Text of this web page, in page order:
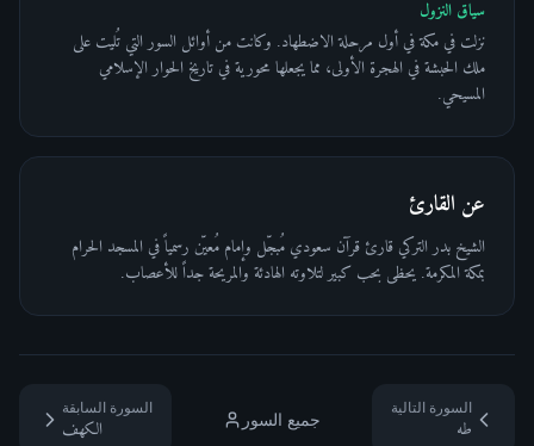
سياق النزول
نزلت في مكة في أول مرحلة الاضطهاد. وكانت من أوائل السور التي تُليت على
ملك الحبشة في الهجرة الأولى، مما يجعلها محورية في تاريخ الحوار الإسلامي
المسيحي.
عن القارئ
الشيخ بدر التركي قارئ قرآن سعودي مُبجّل وإمام مُعيّن رسمياً في المسجد الحرام
بمكة المكرمة. يحظى بحب كبير لتلاوته الهادئة والمريحة جداً للأعصاب.
السورة السابقة
الكهف
جميع السور
السورة التالية
طه